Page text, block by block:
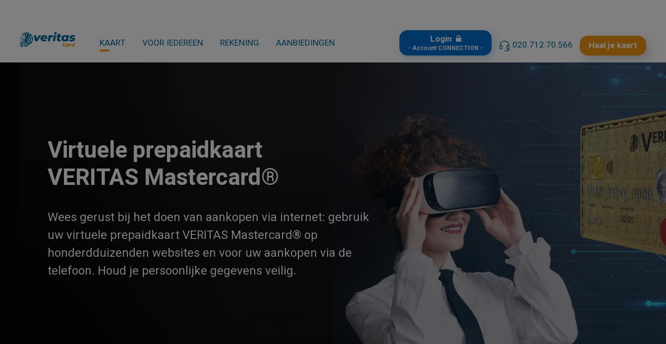
KAART VOOR IEDEREEN REKENING AANBIEDINGEN Login
- Account CONNECTION - 020.712.70.566 Haal je kaart
Virtuele prepaidkaart
VERITAS Mastercard®
Wees gerust bij het doen van aankopen via internet: gebruik
uw virtuele prepaidkaart VERITAS Mastercard® op
honderdduizenden websites en voor uw aankopen via de
telefoon. Houd je persoonlijke gegevens veilig.